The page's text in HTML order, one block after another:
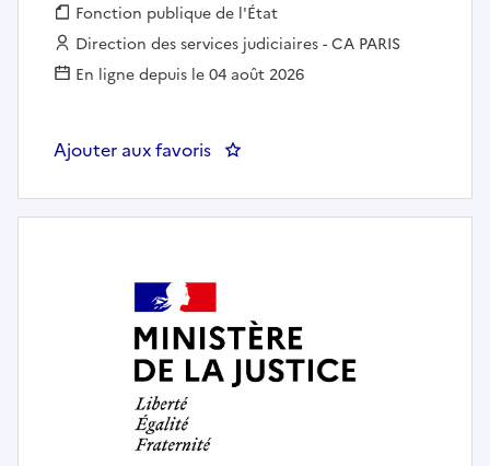
Fonction publique :
Fonction publique de l'État
Employeur :
Direction des services judiciaires - CA PARIS
En ligne depuis le 04 août 2026
Ajouter aux favoris : Assistant(e) spécialisé(e) du